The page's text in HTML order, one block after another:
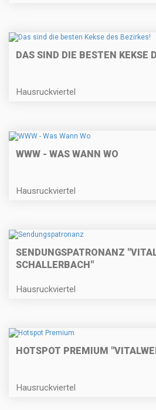
DAS SIND DIE BESTEN KEKSE
Hausruckviertel
WWW - WAS WANN WO
Hausruckviertel
SENDUNGSPATRONANZ
SCHALLERBACH"
Hausruckviertel
HOTSPOT PREMIUM
Hausruckviertel